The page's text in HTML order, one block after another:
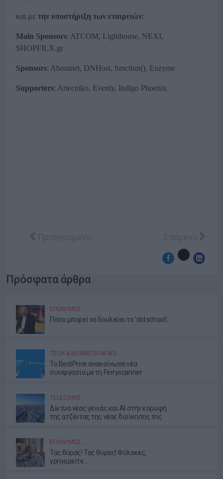
και με την υποστήριξη των εταιρειών:
Main Sponsors: ATCOM, Lighthouse, ΝΕΧΙ,
SHOPFILX.gr
Sponsors: Aboutnet, DNHost, function(), Enzyme
Supporters: Artecniko, Evenly, Indigo Phoenix
Πρόσφατα άρθρα
ΕΠΩΝΎΜΩΣ…
Πόσο μπορεί να δουλεύει το 'old school';
TECH & BUSINESS NEWS
Το BestPrice ανακοίνωσε νέα
συνεργασία με τη Ferryscanner
TELECOMS
Δίκτυα νέας γενιάς και AI στην κορυφή
της ατζέντας της νέας διοίκησης της
ΕΠΩΝΎΜΩΣ…
Τας θύρας! Τας θύρας! Φύλακες,
γρηγορείτε…